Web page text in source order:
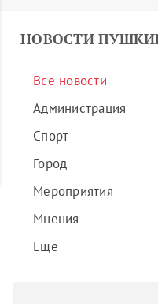
НОВОСТИ
Все новости
Администрация
Спорт
Город
Мероприятия
Мнения
Ещё